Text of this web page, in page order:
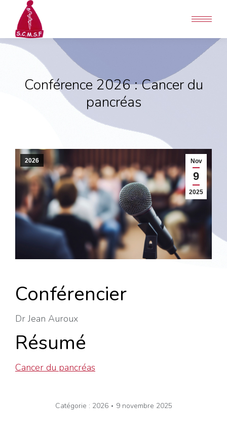
Conférence 2026 : Cancer du
pancréas
Nov
9
2025
2026
Conférencier
Dr Jean Auroux
Résumé
Cancer du pancréas
Catégorie : 2026 9 novembre 2025